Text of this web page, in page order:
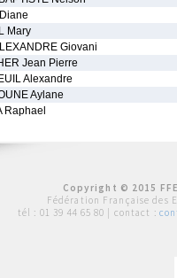
Mary
Giovani
Jean Pierre
Alexandre
Aylane
Raphael
Copyright © 2015
Fédération Française des
tél : 01 39 44 65 80 | contact :